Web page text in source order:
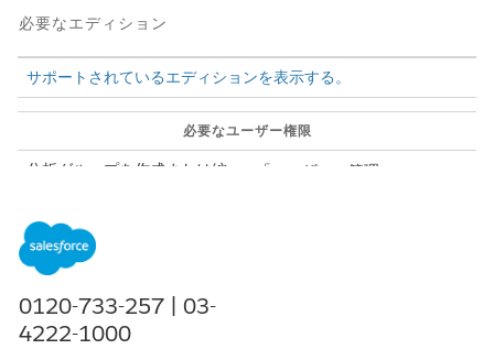
必要なエディション
サポートされているエディションを表示する。
必要なユーザー権限
分析グループを作成または編
「ユーザーの管理」
[設定] から、[クイック検索] ボックスに「
0120-733-257 | 03-
4222-1000